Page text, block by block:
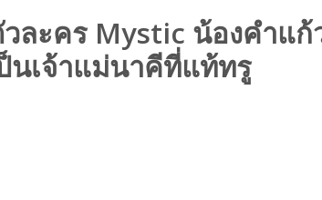
ละคร Mystic น้องคำแก้
นเจ้าแม่นาคีที่แท้ทรู